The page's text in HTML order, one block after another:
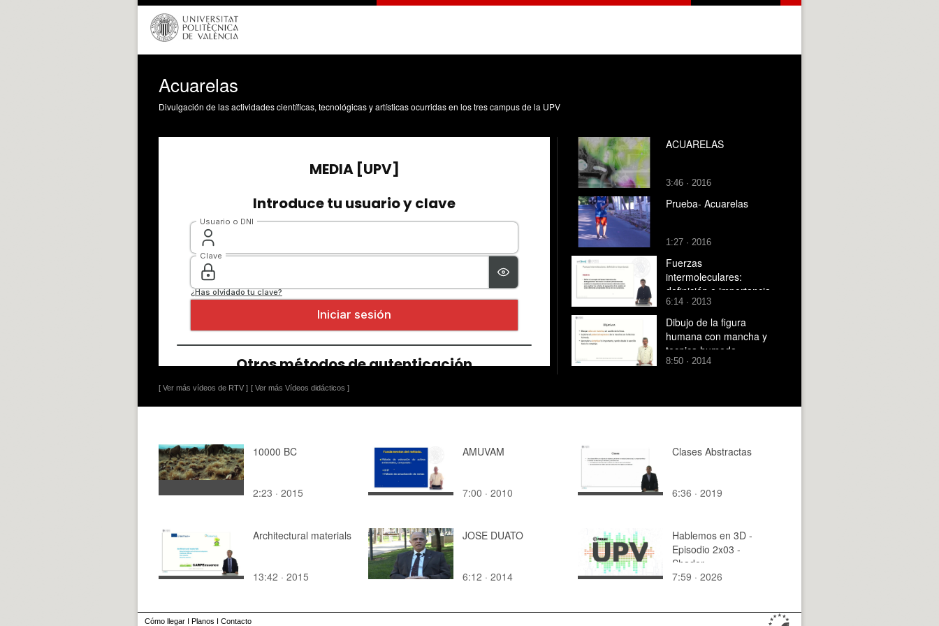
Acuarelas
Divulgación de las actividades científicas, tecnológicas y artísticas ocurridas en los tres campus de la UPV
[ Ver más vídeos de RTV ] [ Ver más Vídeos didácticos ]
ACUARELAS
3:46 · 2016
Prueba- Acuarelas
1:27 · 2016
Fuerzas
intermoleculares:
definición e importancia
6:14 · 2013
Dibujo de la figura
humana con mancha y
tecnica humeda
8:50 · 2014
10000 BC
2:23 · 2015
AMUVAM
7:00 · 2010
Clases Abstractas
6:36 · 2019
Architectural materials
13:42 · 2015
JOSE DUATO
6:12 · 2014
Hablemos en 3D -
Episodio 2x03 -
Shader
7:59 · 2026
Cómo llegar I Planos I Contacto